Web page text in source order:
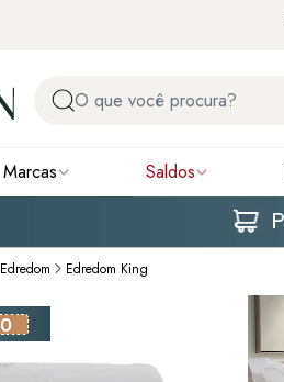
Marcas Saldos
Edredom Edredom King